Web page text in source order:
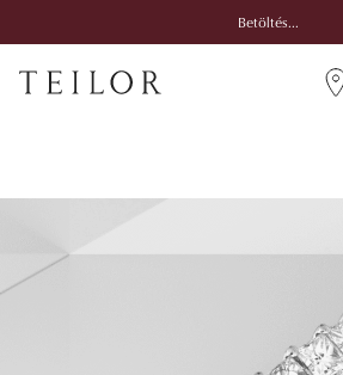
Betöltés...